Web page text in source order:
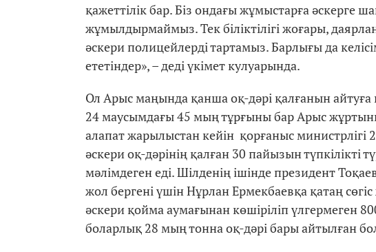
қажеттілік бар. Біз ондағы жұмыстарға әскерге
жұмылдырмаймыз. Тек біліктілігі жоғары,
әскери полицейлерді тартамыз. Барлығы да
ететіндер», – деді үкімет кулуарында.
Ол Арыс маңында қанша оқ-дәрі қалғанын айтуға
24 маусымдағы 45 мың тұрғыны бар Арыс
алапат жарылыстан кейін қорғаныс
әскери оқ-дәрінің қалған 30 пайызын түпкілікті
мәлімдеген еді. Шілденің ішінде президент
жол бергені үшін Нұрлан Ермекбаевқа қатаң
әскери қойма аумағынан көшіріліп үлгермеген
боларлық 28 мың тонна оқ-дәрі бары айтылған